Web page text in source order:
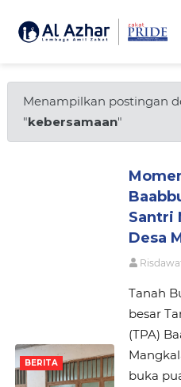
Menampilkan postingan
"kebersamaan"
BERITA
Santri
Desa
Tanah
besar
(TPA)
buka